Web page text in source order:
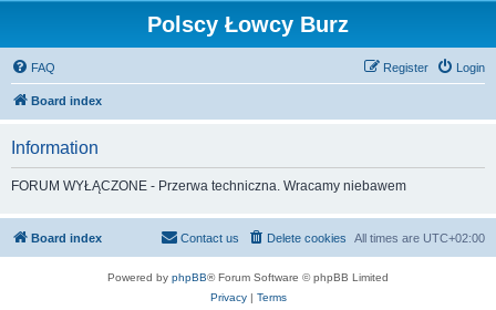
Polscy Łowcy Burz
FAQ Login
Register
Board index
Information
FORUM WYŁĄCZONE - Przerwa techniczna. Wracamy niebawem
Board index All times are UTC+02:00
Delete cookies
Contact us
Powered by phpBB® Forum Software © phpBB Limited
Privacy| Terms